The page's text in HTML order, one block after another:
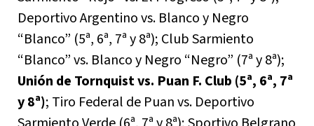
Deportivo Argentino vs. Blanco y Negro
“Blanco” (5ª, 6ª, 7ª y 8ª); Club Sarmiento
“Blanco” vs. Blanco y Negro “Negro” (7ª y 8ª);
Unión de Tornquist vs. Puan F. Club (5ª, 6ª, 7ª
y 8ª); Tiro Federal de Puan vs. Deportivo